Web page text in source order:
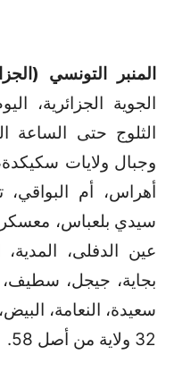
المنبر التونسي
الجوية الجزائرية،
الثلوج حتى
وجبال ولايات
أهراس، أم البواقي،
سيدي بلعباس،
عين الدفلى، المدية،
بجاية، جيجل، سطيف،
سعيدة، النعامة،
32 ولاية من أصل 58.